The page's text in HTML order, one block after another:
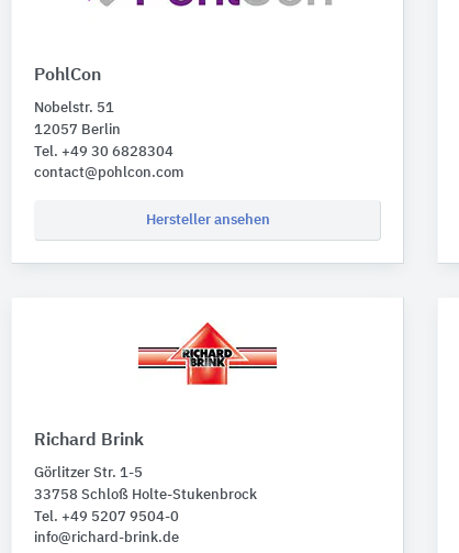
PohlCon
Nobelstr. 51
12057 Berlin
Tel. +49 30 6828304
contact@pohlcon.com
Hersteller ansehen
Richard Brink
Görlitzer Str. 1-5
33758 Schloß Holte-Stukenbrock
Tel. +49 5207 9504-0
info@richard-brink.de